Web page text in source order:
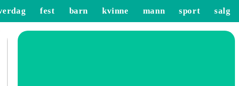
fest barn kvinne mann sport salg